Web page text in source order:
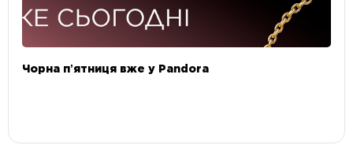
Чорна пʼятниця вже у Pandora